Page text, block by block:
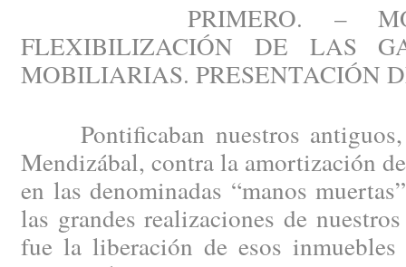
PRIMERO. –
FLEXIBILIZACIÓN DE LAS
MOBILIARIAS. PRESENTACIÓN
Pontificaban nuestros
Mendizábal, contra la amortización
en las denominadas “manos
las grandes realizaciones de
fue la liberación de esos